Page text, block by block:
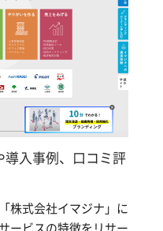
入事例、口コミ評
株式会社イマジナ」に
ービスの特徴をリサー